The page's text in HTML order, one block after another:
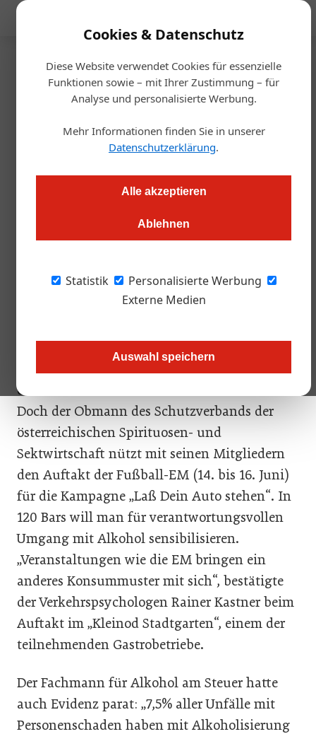
Cookies & Datenschutz
Diese Website verwendet Cookies für essenzielle
Funktionen sowie – mit Ihrer Zustimmung – für
Analyse und personalisierte Werbung.
Mehr Informationen finden Sie in unserer
Datenschutzerklärung.
Alle akzeptieren
Ablehnen
Statistik
Personalisierte Werbung
Externe Medien
Auswahl speichern
Startseite/Gastro & Hotel
Gastronomie
Zur EM sagen Schnaps-
Produzenten: „Lass Dein Auto
stehen“!
Bewusstseinsbildung in 120 Bars: Alkoholgenuss ja, aber dann
wird nicht mehr selbst gefahren – dafür gibt es Gutscheine.
das Problem des Alkoholmißbrauchs zu lösen.
Doch der Obmann des Schutzverbands der
österreichischen Spirituosen- und
Sektwirtschaft nützt mit seinen Mitgliedern
den Auftakt der Fußball-EM (14. bis 16. Juni)
für die Kampagne „Laß Dein Auto stehen“. In
120 Bars will man für verantwortungsvollen
Umgang mit Alkohol sensibilisieren.
„Veranstaltungen wie die EM bringen ein
anderes Konsummuster mit sich“, bestätigte
der Verkehrspsychologen Rainer Kastner beim
Auftakt im „Kleinod Stadtgarten“, einem der
teilnehmenden Gastrobetriebe.
Der Fachmann für Alkohol am Steuer hatte
auch Evidenz parat: „7,5% aller Unfälle mit
Personenschaden haben mit Alkoholisierung